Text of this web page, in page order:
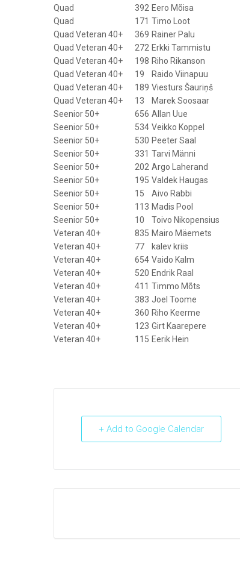
Quad
392 Eero Mõisa
Quad
171 Timo Loot
Quad Veteran 40+
369 Rainer Palu
Quad Veteran 40+
272 Erkki Tammistu
Quad Veteran 40+
198 Riho Rikanson
Quad Veteran 40+
19 Raido Viinapuu
Quad Veteran 40+
189 Viesturs Šauriņš
Quad Veteran 40+
13 Marek Soosaar
Seenior 50+
656 Allan Uue
Seenior 50+
534 Veikko Koppel
Seenior 50+
530 Peeter Saal
Seenior 50+
331 Tarvi Männi
Seenior 50+
202 Argo Laherand
Seenior 50+
195 Valdek Haugas
Seenior 50+
15 Aivo Rabbi
Seenior 50+
113 Madis Pool
Seenior 50+
10 Toivo Nikopensius
Veteran 40+
835 Mairo Mäemets
Veteran 40+
77 kalev kriis
Veteran 40+
654 Vaido Kalm
Veteran 40+
520 Endrik Raal
Veteran 40+
411 Timmo Mõts
Veteran 40+
383 Joel Toome
Veteran 40+
360 Riho Keerme
Veteran 40+
123 Girt Kaarepere
Veteran 40+
115 Eerik Hein
+ Add to Google Calendar